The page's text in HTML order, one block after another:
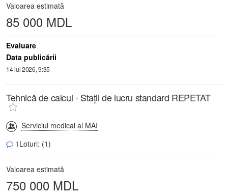
Valoarea estimată
85 000 MDL
Evaluare
Data publicării
14 iul 2026, 9:35
Tehnică de calcul - Stații de lucru standard REPETAT
Serviciul medical al MAI
1 Loturi: (1)
Valoarea estimată
750 000 MDL